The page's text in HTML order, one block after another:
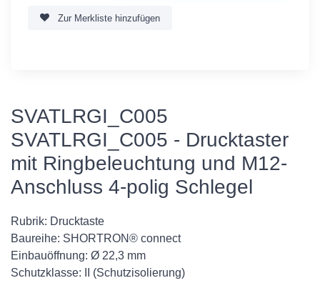
Zur Merkliste hinzufügen
SVATLRGI_C005
SVATLRGI_C005 - Drucktaster
mit Ringbeleuchtung und M12-
Anschluss 4-polig Schlegel
Rubrik: Drucktaste
Baureihe: SHORTRON® connect
Einbauöffnung: Ø 22,3 mm
Schutzklasse: II (Schutzisolierung)